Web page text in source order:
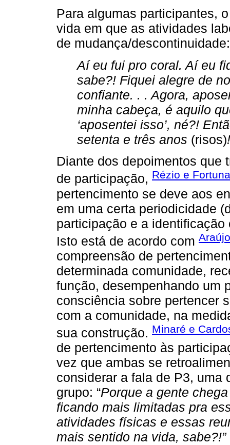
Para algumas participantes,
vida em que as atividades
de mudança/descontinuidade:
Aí eu fui pro coral. Aí eu
sabe?! Fiquei alegre de
confiante. . . Agora,
minha cabeça, é aquilo
‘aposentei isso’, né?!
setenta e três anos (risos)!
Diante dos depoimentos que
de participação, Rézio e
pertencimento se deve aos
em uma certa periodicidade
participação e a
Isto está de acordo com
compreensão de
determinada comunidade,
função, desempenhando um
consciência sobre pertencer
com a comunidade, na
sua construção. Minaré e
de pertencimento às
vez que ambas se
considerar a fala de P3, uma
grupo: “Porque a gente
ficando mais limitadas pra
atividades físicas e essas
mais sentido na vida, sabe?!”